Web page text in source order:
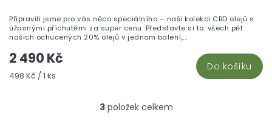
2 490 Kč
Měrná
498 Kč / 1 ks
Do košíku
Připravili jsme pro vás něco speciálního – naši kolekci CBD olejů s
úžasnými příchutěmi za super cenu. Představte si to: všech pět
našich ochucených 20% olejů v jednom balení,...
O
3položek celkem